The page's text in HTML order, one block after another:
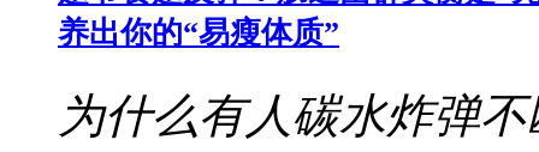
养出你的“易瘦体质”
为什么有人碳水炸弹